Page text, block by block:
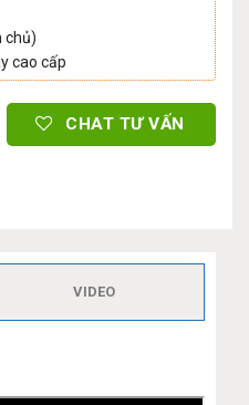
chủ)
cao cấp
CHAT TƯ VẤN
VIDEO